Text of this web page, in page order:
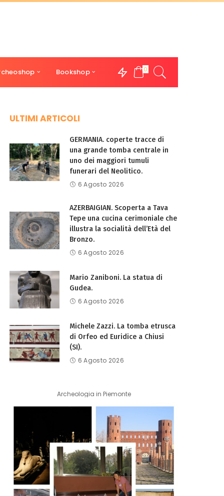
Bookshop 0
ULTIMI ARTICOLI
GERMANIA. coperte tracce di
una grande tomba centrale in
uno dei maggiori tumuli
funerari del Neolitico.
6 Agosto 2026
AZERBAIGIAN. Scoperta a Tava
Tepe una cucina cerimoniale che
illustra la socialità dell’Età del
Bronzo.
6 Agosto 2026
Mario Zaniboni. La statua di
Gudea.
6 Agosto 2026
Michele Zazzi. La tomba etrusca
di Orfeo ed Euridice a Chiusi
(SI).
6 Agosto 2026
Archeologia in Piemonte